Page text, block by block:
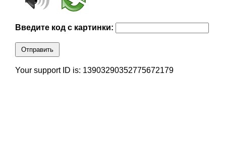
Введите код с картинки:
Отправить
Your support ID is: 13903290352775672179